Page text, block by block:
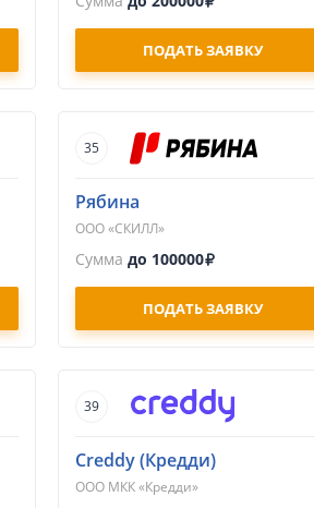
ПОДАТЬ ЗАЯВКУ
35
Рябина
ООО «СКИЛЛ»
Сумма до 100000
ПОДАТЬ ЗАЯВКУ
39
Creddy (Кредди)
ООО МКК «Кредди»